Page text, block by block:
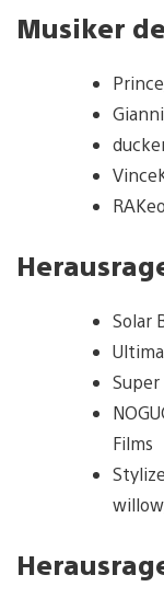
Musiker
Solar
Super
Films